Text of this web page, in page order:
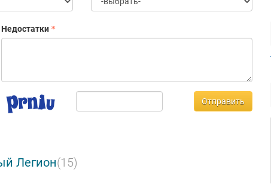
Недостатки
Отправить
Легион(15)